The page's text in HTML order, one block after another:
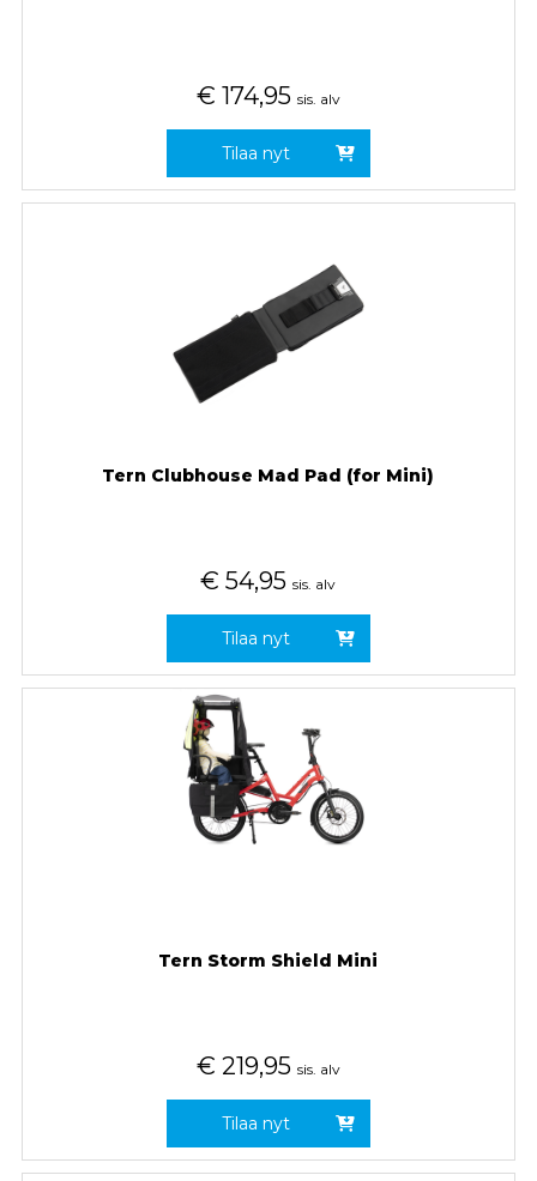
€ 174,95 sis. alv
Tilaa nyt
Tern Clubhouse Mad Pad (for Mini)
€ 54,95 sis. alv
Tilaa nyt
Tern Storm Shield Mini
€ 219,95 sis. alv
Tilaa nyt